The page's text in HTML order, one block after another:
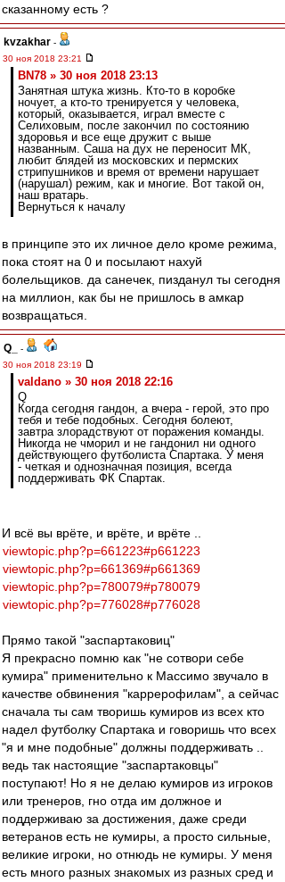
сказанному есть ?
kvzakhar -
30 ноя 2018 23:21
BN78 » 30 ноя 2018 23:13
Занятная штука жизнь. Кто-то в коробке
ночует, а кто-то тренируется у человека,
который, оказывается, играл вместе с
Селиховым, после закончил по состоянию
здоровья и все еще дружит с выше
названным. Саша на дух не переносит МК,
любит блядей из московских и пермских
стрипушников и время от времени нарушает
(нарушал) режим, как и многие. Вот такой он,
наш вратарь.
Вернуться к началу
в принципе это их личное дело кроме режима,
пока стоят на 0 и посылают нахуй
болельщиков. да санечек, пизданул ты сегодня
на миллион, как бы не пришлось в амкар
возвращаться.
Q_
-
30 ноя 2018 23:19
valdano » 30 ноя 2018 22:16
Q
Когда сегодня гандон, а вчера - герой, это про
тебя и тебе подобных. Сегодня болеют,
завтра злорадствуют от поражения команды.
Никогда не чморил и не гандонил ни одного
действующего футболиста Спартака. У меня
- четкая и однозначная позиция, всегда
поддерживать ФК Спартак.
И всё вы врёте, и врёте, и врёте ..
viewtopic.php?p=661223#p661223
viewtopic.php?p=661369#p661369
viewtopic.php?p=780079#p780079
viewtopic.php?p=776028#p776028
Прямо такой "заспартаковиц"
Я прекрасно помню как "не сотвори себе
кумира" применительно к Массимо звучало в
качестве обвинения "каррерофилам", а сейчас
сначала ты сам творишь кумиров из всех кто
надел футболку Спартака и говоришь что всех
"я и мне подобные" должны поддерживать ..
ведь так настоящие "заспартаковцы"
поступают! Но я не делаю кумиров из игроков
или тренеров, гно отда им должное и
поддерживаю за достижения, даже среди
ветеранов есть не кумиры, а просто сильные,
великие игроки, но отнюдь не кумиры. У меня
есть много разных знакомых из разных сред и